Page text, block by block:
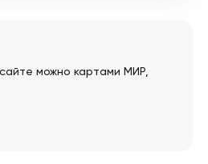
можно картами МИР,